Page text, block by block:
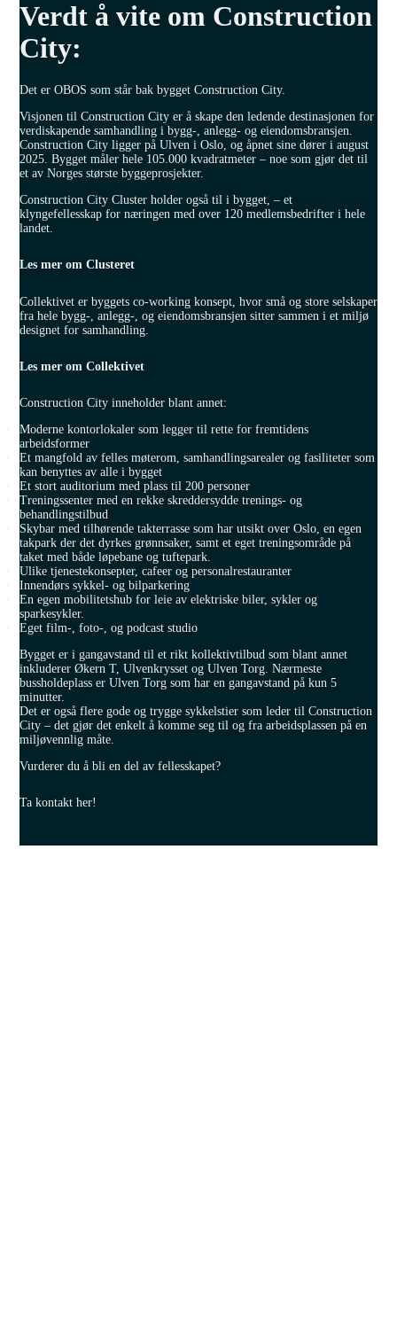
Verdt å vite om Construction
City:
Det er OBOS som står bak bygget Construction City.
Visjonen til Construction City er å skape den ledende destinasjonen for
verdiskapende samhandling i bygg-, anlegg- og eiendomsbransjen.
Construction City ligger på Ulven i Oslo, og åpnet sine dører i august
2025. Bygget måler hele 105.000 kvadratmeter – noe som gjør det til
et av Norges største byggeprosjekter.
Construction City Cluster holder også til i bygget, – et
klyngefellesskap for næringen med over 120 medlemsbedrifter i hele
landet.
Les mer om Clusteret
Collektivet er byggets co-working konsept, hvor små og store selskaper
fra hele bygg-, anlegg-, og eiendomsbransjen sitter sammen i et miljø
designet for samhandling.
Les mer om Collektivet
Construction City inneholder blant annet:
Moderne kontorlokaler som legger til rette for fremtidens
arbeidsformer
Et mangfold av felles møterom, samhandlingsarealer og fasiliteter som
kan benyttes av alle i bygget
Et stort auditorium med plass til 200 personer
Treningssenter med en rekke skreddersydde trenings- og
behandlingstilbud
Skybar med tilhørende takterrasse som har utsikt over Oslo, en egen
takpark der det dyrkes grønnsaker, samt et eget treningsområde på
taket med både løpebane og tuftepark.
Ulike tjenestekonsepter, cafeer og personalrestauranter
Innendørs sykkel- og bilparkering
En egen mobilitetshub for leie av elektriske biler, sykler og
sparkesykler.
Eget film-, foto-, og podcast studio
Bygget er i gangavstand til et rikt kollektivtilbud som blant annet
inkluderer Økern T, Ulvenkrysset og Ulven Torg. Nærmeste
bussholdeplass er Ulven Torg som har en gangavstand på kun 5
minutter.
Det er også flere gode og trygge sykkelstier som leder til Construction
City – det gjør det enkelt å komme seg til og fra arbeidsplassen på en
miljøvennlig måte.
Vurderer du å bli en del av fellesskapet?
Ta kontakt her!